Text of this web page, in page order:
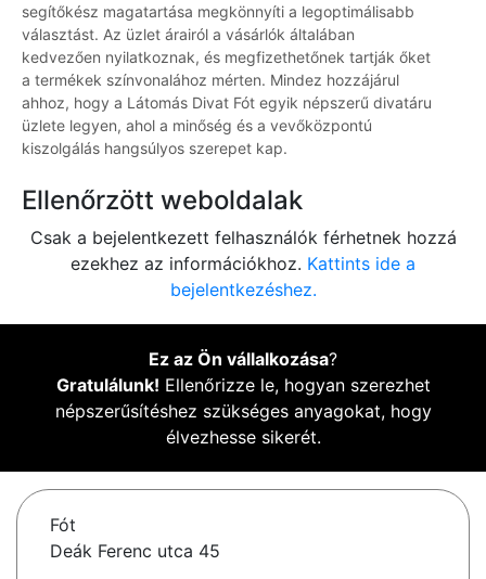
segítőkész magatartása megkönnyíti a legoptimálisabb
választást. Az üzlet árairól a vásárlók általában
kedvezően nyilatkoznak, és megfizethetőnek tartják őket
a termékek színvonalához mérten. Mindez hozzájárul
ahhoz, hogy a Látomás Divat Fót egyik népszerű divatáru
üzlete legyen, ahol a minőség és a vevőközpontú
kiszolgálás hangsúlyos szerepet kap.
Ellenőrzött weboldalak
Csak a bejelentkezett felhasználók férhetnek hozzá
ezekhez az információkhoz. Kattints ide a
bejelentkezéshez.
Ez az Ön vállalkozása?
Gratulálunk! Ellenőrizze le, hogyan szerezhet
népszerűsítéshez szükséges anyagokat, hogy
élvezhesse sikerét.
Fót
Deák Ferenc utca 45